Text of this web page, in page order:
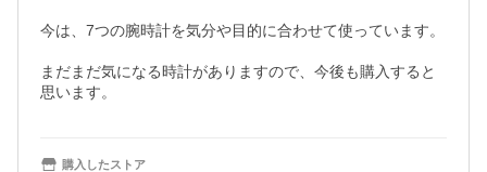
今は、7つの腕時計を気分や目的に合わせて使っています。
まだまだ気になる時計がありますので、今後も購入すると
思います。
購入したストア